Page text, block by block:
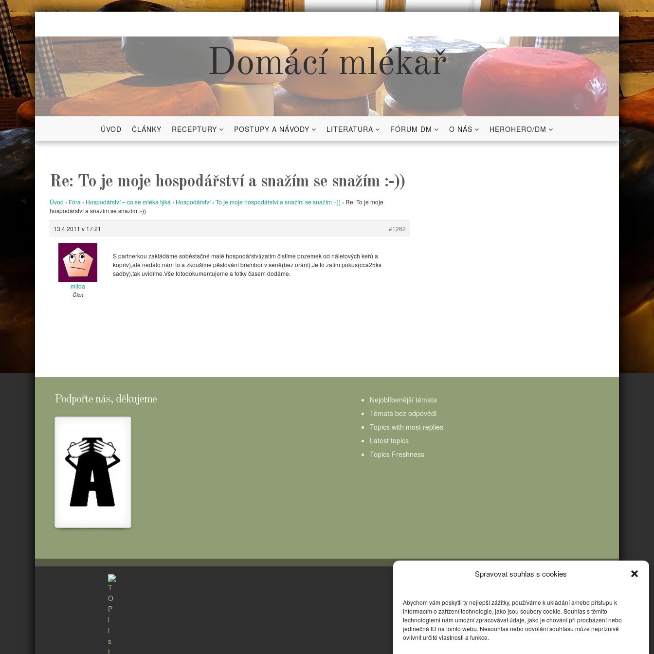
Spravovat souhlas s cookies
Abychom vám poskytli ty nejlepší zážitky, používáme k ukládání a/nebo přístupu k
informacím o zařízení technologie, jako jsou soubory cookie. Souhlas s těmito
technologiemi nám umožní zpracovávat údaje, jako je chování při procházení nebo
jedinečná ID na tomto webu. Nesouhlas nebo odvolání souhlasu může nepříznivě
ovlivnit určité vlastnosti a funkce.
Skip
content
Domácí mlékař
ÚVOD ČLÁNKY RECEPTURY POSTUPY A NÁVODY LITERATURA FÓRUM DM O NÁS HEROHERO/DM
Re: To je moje hospodářství a snažím se snažím :-))
Úvod › Fóra › Hospodářství – co se mléka týká › Hospodářství › To je moje hospodářství a snažím se snažím :-)) › Re: To je moje
hospodářství a snažím se snažím :-))
13.4.2011 v 17:21 #1262
milda
Člen
S partnerkou zakládáme soběstačné malé hospodářství(zatím čistíme pozemek od náletových keřů a
kopřiv),ale nedalo nám to a zkoušíme pěstování brambor v seně(bez orání).Je to zatím pokus(cca25ks
sadby),tak uvidíme.Vše fotodokumentujeme a fotky časem dodáme.
Podpořte nás, děkujeme
Nejoblíbenější témata
Témata bez odpovědi
Topics with most replies
Latest topics
Topics Freshness